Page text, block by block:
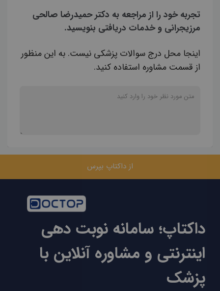
تجربه خود را از مراجعه به دکتر حمیدرضا صالحی
مرزیجرانی و خدمات دریافتی بنویسید.
اینجا محل درج سوالات پزشکی نیست. به این منظور
از قسمت مشاوره استفاده کنید.
از داکتاپ بپرس
داکتاپ؛ سامانه نوبت دهی
اینترنتی و مشاوره آنلاین با
پزشک